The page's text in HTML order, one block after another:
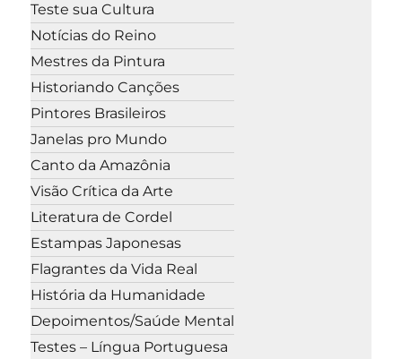
Teste sua Cultura
Notícias do Reino
Mestres da Pintura
Historiando Canções
Pintores Brasileiros
Janelas pro Mundo
Canto da Amazônia
Visão Crítica da Arte
Literatura de Cordel
Estampas Japonesas
Flagrantes da Vida Real
História da Humanidade
Depoimentos/Saúde Mental
Testes – Língua Portuguesa